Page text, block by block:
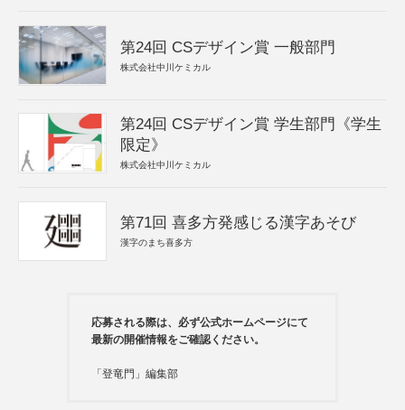
第24回 CSデザイン賞 一般部門
株式会社中川ケミカル
第24回 CSデザイン賞 学生部門《学生
限定》
株式会社中川ケミカル
第71回 喜多方発感じる漢字あそび
漢字のまち喜多方
応募される際は、必ず公式ホームページにて
最新の開催情報をご確認ください。
「登竜門」編集部